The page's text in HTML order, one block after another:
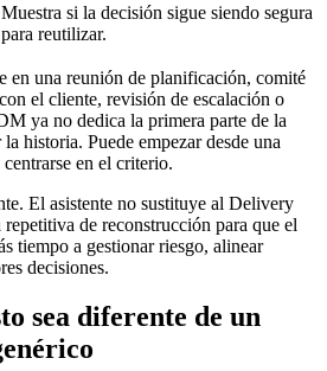
Muestra si la decisión sigue siendo segura
para reutilizar.
en una reunión de planificación, comité
el cliente, revisión de escalación o
ya no dedica la primera parte de la
historia. Puede empezar desde una
en el criterio.
El asistente no sustituye al Delivery
de reconstrucción para que el
tiempo a gestionar riesgo, alinear
decisiones.
sea diferente de un